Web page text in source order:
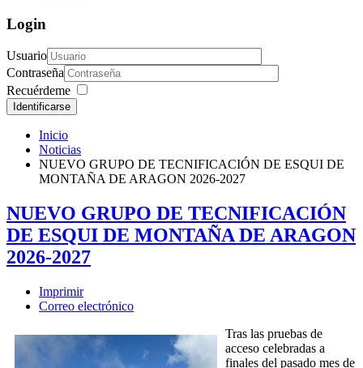
Login
Usuario
Contraseña
Recuérdeme
Identificarse
Inicio
Noticias
NUEVO GRUPO DE TECNIFICACIÓN DE ESQUI DE
MONTAÑA DE ARAGON 2026-2027
NUEVO GRUPO DE TECNIFICACIÓN
DE ESQUI DE MONTAÑA DE ARAGON
2026-2027
Imprimir
Correo electrónico
Tras las pruebas de
acceso celebradas a
finales del pasado mes de